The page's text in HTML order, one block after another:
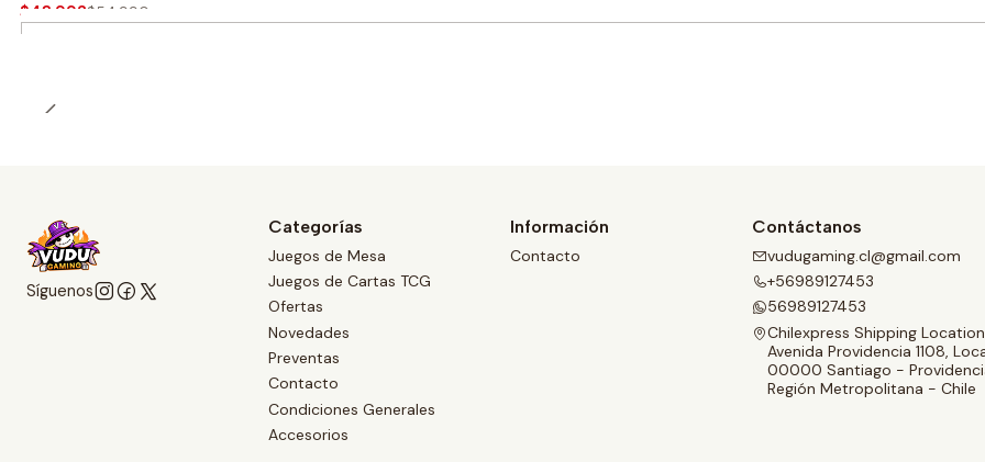
$43.992$54.990
Síguenos
Categorías
Juegos de Mesa
Juegos de Cartas TCG
Ofertas
Novedades
Preventas
Contacto
Condiciones Generales
Accesorios
Información
Contacto
Contáctanos
vudugaming.cl@gmail.com
+56989127453
56989127453
Chilexpress Shipping Location
Avenida Providencia 1108,
00000 Santiago -
Región Metropolitana - Chile